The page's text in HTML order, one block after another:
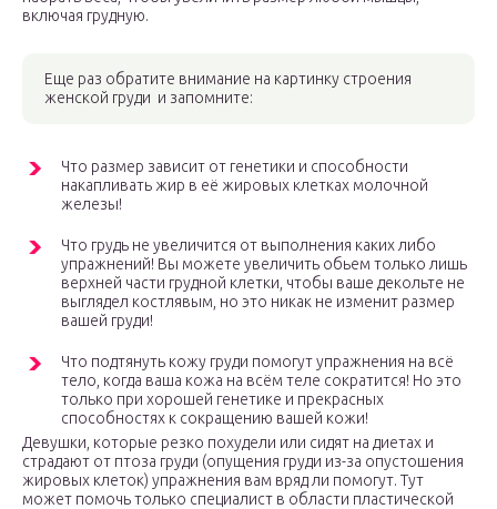
включая грудную.
Еще раз обратите внимание на картинку строения
женской груди и запомните:
Что размер зависит от генетики и способности
накапливать жир в её жировых клетках молочной
железы!
Что грудь не увеличится от выполнения каких либо
упражнений! Вы можете увеличить обьем только лишь
верхней части грудной клетки, чтобы ваше декольте не
выглядел костлявым, но это никак не изменит размер
вашей груди!
Что подтянуть кожу груди помогут упражнения на всё
тело, когда ваша кожа на всём теле сократится! Но это
только при хорошей генетике и прекрасных
способностях к сокращению вашей кожи!
Девушки, которые резко похудели или сидят на диетах и
страдают от птоза груди (опущения груди из-за опустошения
жировых клеток) упражнения вам вряд ли помогут. Тут
может помочь только специалист в области пластической